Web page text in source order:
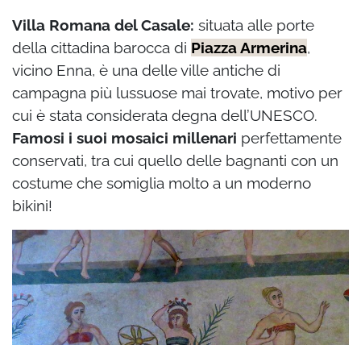
Villa Romana del Casale: situata alle porte
della cittadina barocca di Piazza Armerina,
vicino Enna, è una delle ville antiche di
campagna più lussuose mai trovate, motivo per
cui è stata considerata degna dell’UNESCO.
Famosi i suoi mosaici millenari perfettamente
conservati, tra cui quello delle bagnanti con un
costume che somiglia molto a un moderno
bikini!